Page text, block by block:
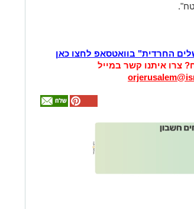
החרדית" בוואטסאפ לחצו כאן
צרו איתנו קשר במייל